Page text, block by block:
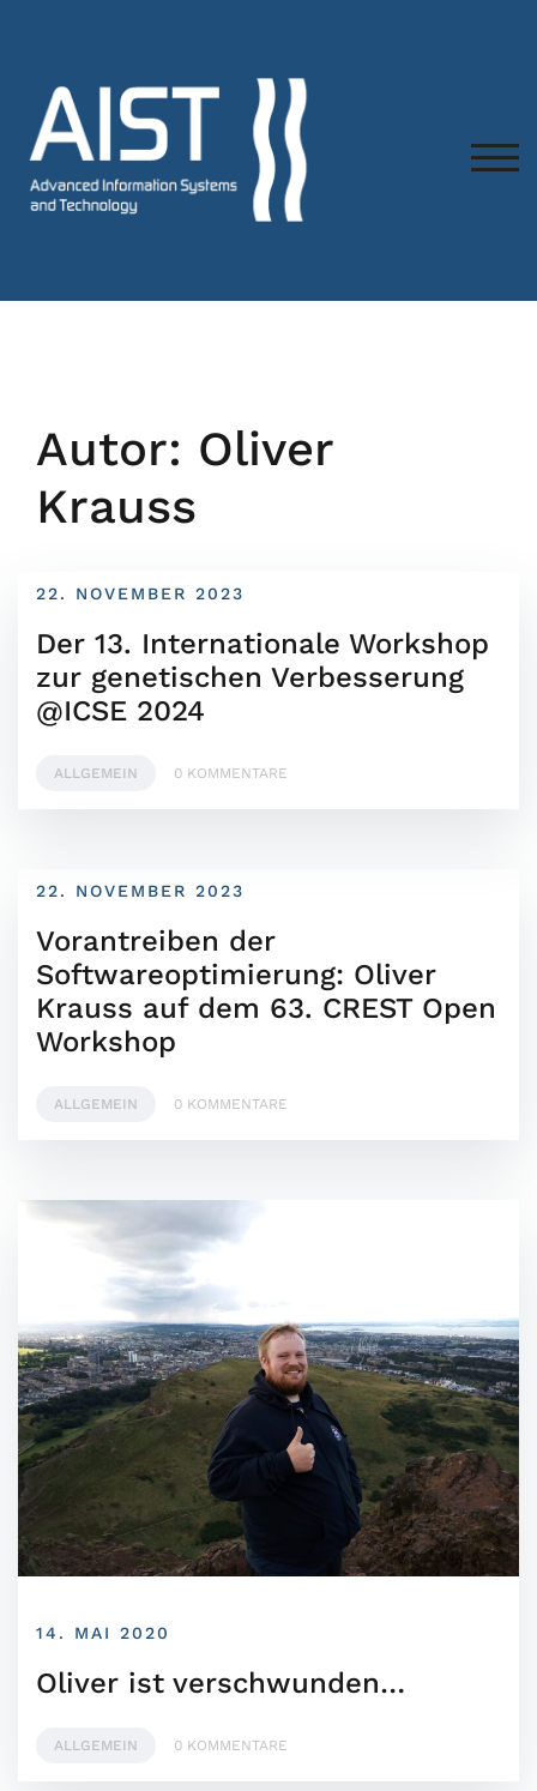
Autor: Oliver
Krauss
22. NOVEMBER 2023
Der 13. Internationale Workshop
zur genetischen Verbesserung
@ICSE 2024
ALLGEMEIN 0 KOMMENTARE
22. NOVEMBER 2023
Vorantreiben der
Softwareoptimierung: Oliver
Krauss auf dem 63. CREST Open
Workshop
ALLGEMEIN 0 KOMMENTARE
14. MAI 2020
Oliver ist verschwunden…
ALLGEMEIN 0 KOMMENTARE